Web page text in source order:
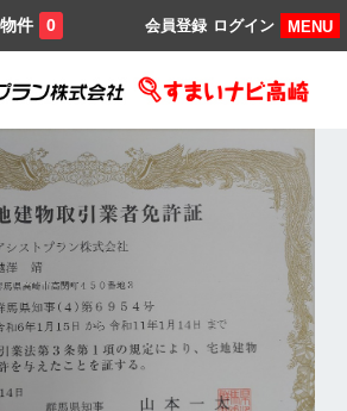
件 0 MENU
ログイン
会員登録